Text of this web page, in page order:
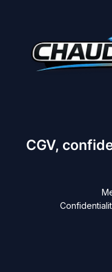
CGV,